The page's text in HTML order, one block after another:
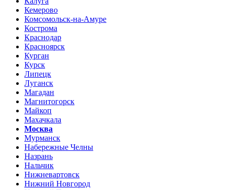
Кемерово
Комсомольск-на-Амуре
Кострома
Краснодар
Красноярск
Курган
Курск
Липецк
Луганск
Магадан
Магнитогорск
Майкоп
Махачкала
Москва
Мурманск
Набережные Челны
Назрань
Нальчик
Нижневартовск
Нижний Новгород